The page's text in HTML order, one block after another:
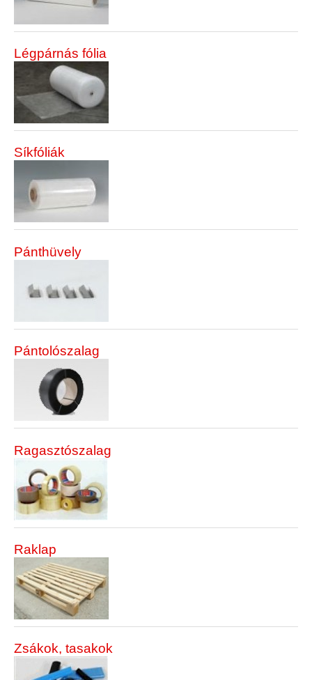
Légpárnás fólia
Síkfóliák
Pánthüvely
Pántolószalag
Ragasztószalag
Raklap
Zsákok, tasakok